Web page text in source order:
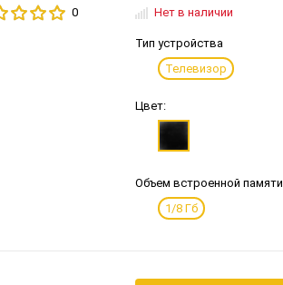
0 Нет в наличии
Тип устройства
Телевизор
Цвет:
Объем встроенной памяти
1/8 Гб